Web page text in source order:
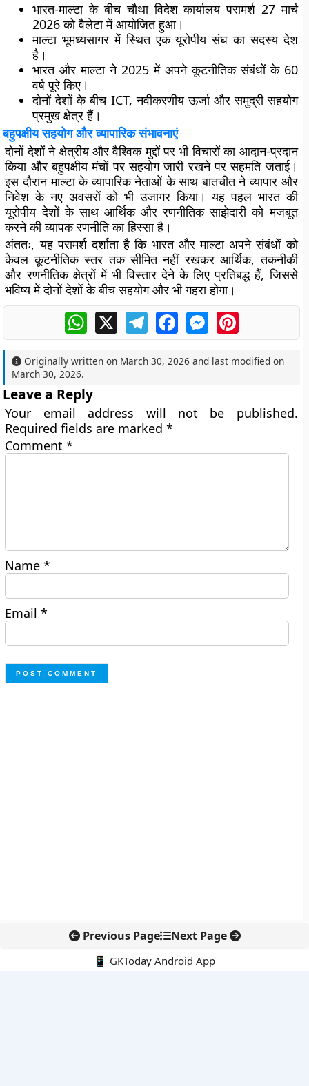
भारत-माल्टा के बीच चौथा विदेश कार्यालय परामर्श 27 मार्च
2026 को वैलेटा में आयोजित हुआ।
माल्टा भूमध्यसागर में स्थित एक यूरोपीय संघ का सदस्य देश
है।
भारत और माल्टा ने 2025 में अपने कूटनीतिक संबंधों के 60
वर्ष पूरे किए।
दोनों देशों के बीच ICT, नवीकरणीय ऊर्जा और समुद्री सहयोग
प्रमुख क्षेत्र हैं।
बहुपक्षीय सहयोग और व्यापारिक संभावनाएं
दोनों देशों ने क्षेत्रीय और वैश्विक मुद्दों पर भी विचारों का आदान-प्रदान
किया और बहुपक्षीय मंचों पर सहयोग जारी रखने पर सहमति जताई।
इस दौरान माल्टा के व्यापारिक नेताओं के साथ बातचीत ने व्यापार और
निवेश के नए अवसरों को भी उजागर किया। यह पहल भारत की
यूरोपीय देशों के साथ आर्थिक और रणनीतिक साझेदारी को मजबूत
करने की व्यापक रणनीति का हिस्सा है।
अंततः, यह परामर्श दर्शाता है कि भारत और माल्टा अपने संबंधों को
केवल कूटनीतिक स्तर तक सीमित नहीं रखकर आर्थिक, तकनीकी
और रणनीतिक क्षेत्रों में भी विस्तार देने के लिए प्रतिबद्ध हैं, जिससे
भविष्य में दोनों देशों के बीच सहयोग और भी गहरा होगा।
WhatsApp
X TelegramFacebookMessengerPinterest
Originally written on March 30, 2026 and last modified on
March 30, 2026.
Leave a Reply
Your email address will not be published.
Required fields are marked*
Comment*
Name*
Email*
Previous Page Next Page
📱 GKToday Android App